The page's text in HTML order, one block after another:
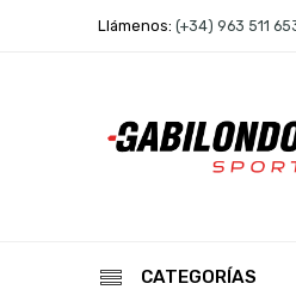
Llámenos: (+34) 963 511
CATEGORÍAS